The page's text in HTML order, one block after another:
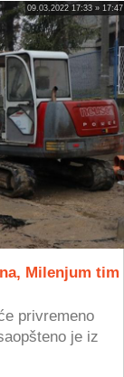
09.03.2022 17:33 » 17:47
Milenjum tim
privremeno
je iz